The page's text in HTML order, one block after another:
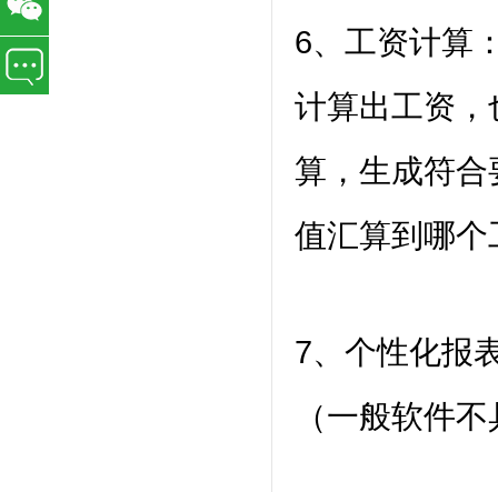
6、工资计算
计算出工资
算，生成符
值汇算到哪
7、个性化报
（一般软件